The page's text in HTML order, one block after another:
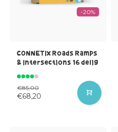
-20%
CONNETIX Roads Ramps
& Intersections 16 delig
€85,00
€68,20